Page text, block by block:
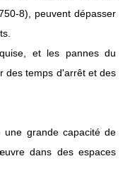
8), peuvent dépasser
et les pannes du
des temps d'arrêt et des
une grande capacité de
dans des espaces